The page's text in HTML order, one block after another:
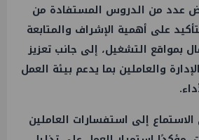
عدد من الدروس المستفادة من
على أهمية الإشراف والمتابعة
بمواقع التشغيل، إلى جانب تعزيز
والعاملين بما يدعم بيئة العمل
إلى استفسارات العاملين